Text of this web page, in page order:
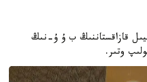
قازاقستاننىڭ ب ۇ ۇ-نىڭ